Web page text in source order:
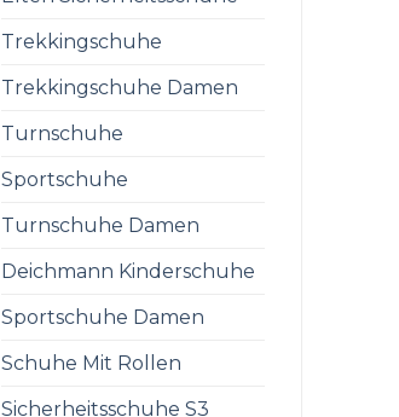
Trekkingschuhe
Trekkingschuhe Damen
Turnschuhe
Sportschuhe
Turnschuhe Damen
Deichmann Kinderschuhe
Sportschuhe Damen
Schuhe Mit Rollen
Sicherheitsschuhe S3